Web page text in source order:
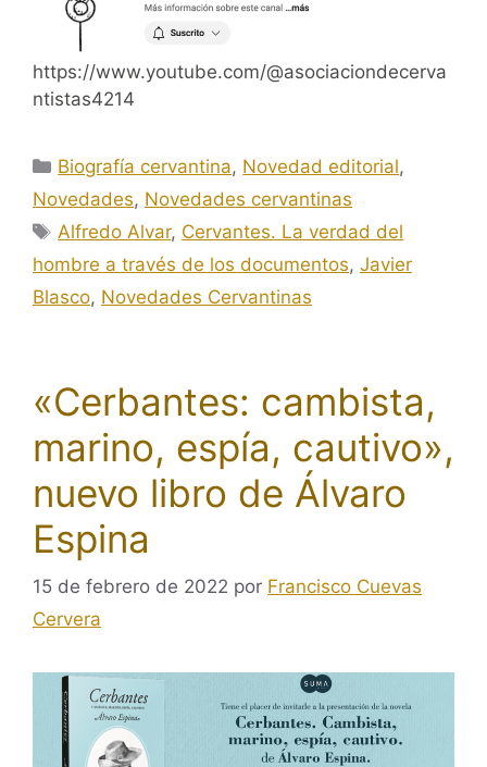
https://www.youtube.com/@asociaciondecerva
ntistas4214
Categorías
Biografía cervantina, Novedad editorial,
Novedades, Novedades cervantinas
Etiquetas
Alfredo Alvar, Cervantes. La verdad del
hombre a través de los documentos, Javier
Blasco, Novedades Cervantinas
«Cerbantes: cambista,
marino, espía, cautivo»,
nuevo libro de Álvaro
Espina
15 de febrero de 2022 por Francisco Cuevas
Cervera